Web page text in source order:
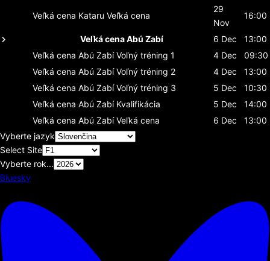
Veľká cena Kataru Veľká cena
29
Nov
16:00
Veľká cena Abú Zabí 6 Dec
13:00
Veľká cena Abú Zabí Voľný tréning 1 4 Dec
09:30
Veľká cena Abú Zabí Voľný tréning 2 4 Dec
13:00
Veľká cena Abú Zabí Voľný tréning 3 5 Dec
10:30
Veľká cena Abú Zabí Kvalifikácia 5 Dec
14:00
Veľká cena Abú Zabí Veľká cena 6 Dec
13:00
Vyberte jazyk
Select Site
Vyberte rok...
Bluesky